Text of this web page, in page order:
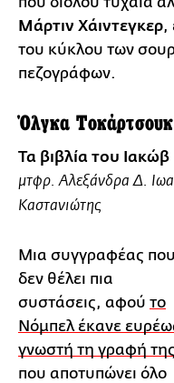
Μάρτιν Χάιντεγκερ,
του κύκλου των
πεζογράφων.
Όλγκα Τοκάρτσουκ
Τα βιβλία του Ιακώβ
μτφρ. Αλεξάνδρα Δ.
Καστανιώτης
Μια συγγραφέας που
δεν θέλει πια
συστάσεις, αφού το
Νόμπελ έκανε
γνωστή τη γραφή της
που αποτυπώνει όλο